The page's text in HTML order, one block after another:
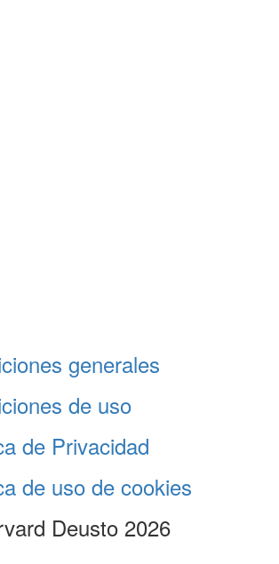
generales
de uso
de Privacidad
de uso de cookies
Deusto 2026